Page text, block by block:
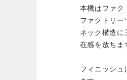
本機はファク
ファクトリ
ネック構造
在感を放ちま
フィニッシ